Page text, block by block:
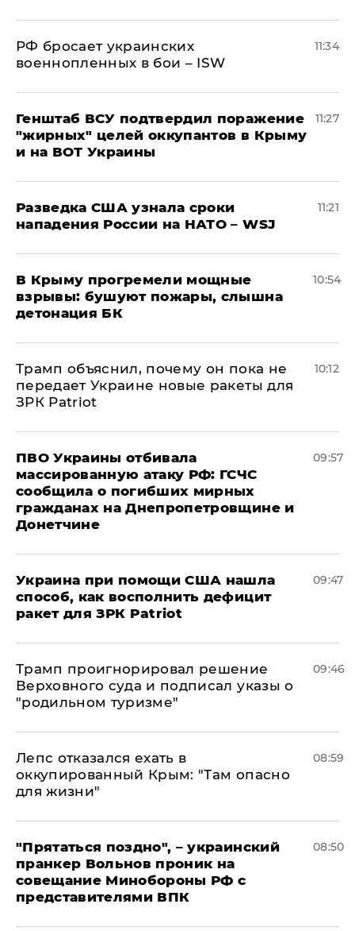
РФ бросает украинских
военнопленных в бои – ISW
11:34
Генштаб ВСУ подтвердил поражение
"жирных" целей оккупантов в Крыму
и на ВОТ Украины
11:27
Разведка США узнала сроки
нападения России на НАТО – WSJ
11:21
В Крыму прогремели мощные
взрывы: бушуют пожары, слышна
детонация БК
10:54
Трамп объяснил, почему он пока не
передает Украине новые ракеты для
ЗРК Patriot
10:12
ПВО Украины отбивала
массированную атаку РФ: ГСЧС
сообщила о погибших мирных
гражданах на Днепропетровщине и
Донетчине
09:57
Украина при помощи США нашла
способ, как восполнить дефицит
ракет для ЗРК Patriot
09:47
Трамп проигнорировал решение
Верховного суда и подписал указы о
"родильном туризме"
09:46
Лепс отказался ехать в
оккупированный Крым: "Там опасно
для жизни"
08:59
"Прятаться поздно", – украинский
пранкер Вольнов проник на
совещание Минобороны РФ с
представителями ВПК
08:50